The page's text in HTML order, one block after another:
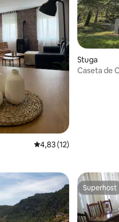
omdömen
4,83 av 5 i
4,83 (12)
Stuga
Caseta de
Superhost
Superhost